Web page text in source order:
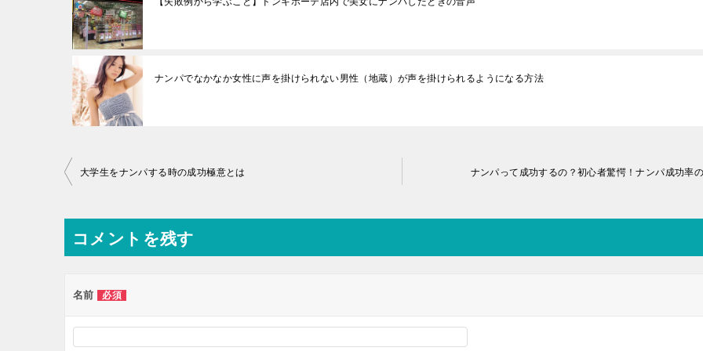
ナンパでなかなか女性に声を掛けられない男性（地蔵）が声を掛けられるようになる方法
投
ナ
ビ
ー
ョ
大学生をナンパする時の成功極意とは ナンパって成功するの？初心者驚愕！ナンパ成功率
コメントを残す
名前 必須